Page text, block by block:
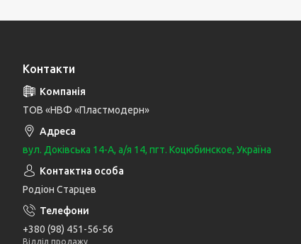
Контакти
ТОВ «НВФ «Пластмодерн»
вул. Доківська 14-А, а/я 14, пгт. Коцюбинское, Україна
Родіон Старцев
+380 (98) 451-56-56
Відділ продажу